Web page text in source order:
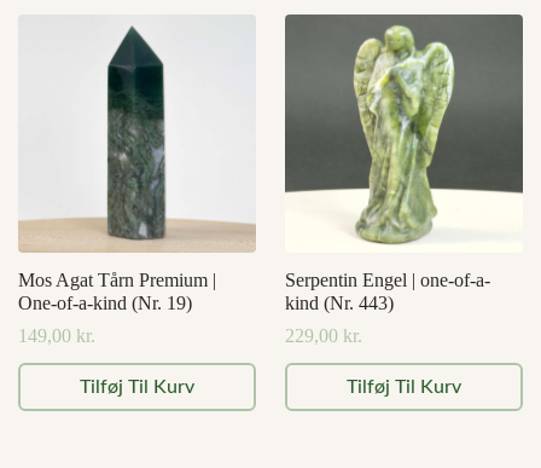
Mos Agat Tårn Premium |
One-of-a-kind (Nr. 19)
149,00 kr.
Tilføj Til Kurv
Serpentin Engel | one-of-a-
kind (Nr. 443)
229,00 kr.
Tilføj Til Kurv